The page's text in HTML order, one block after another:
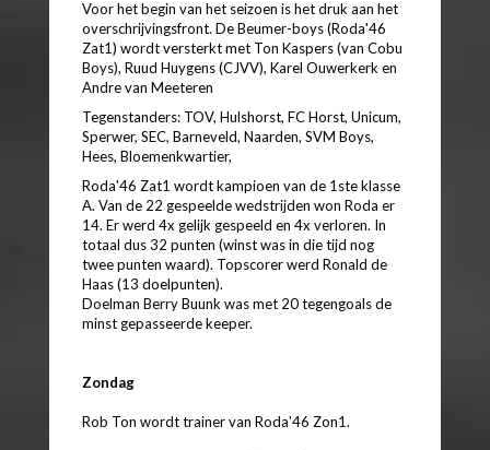
Voor het begin van het seizoen is het druk aan het
overschrijvingsfront. De Beumer-boys (Roda'46
Zat1) wordt versterkt met Ton Kaspers (van Cobu
Boys), Ruud Huygens (CJVV), Karel Ouwerkerk en
Andre van Meeteren
Tegenstanders: TOV, Hulshorst, FC Horst, Unicum,
Sperwer, SEC, Barneveld, Naarden, SVM Boys,
Hees, Bloemenkwartier,
Roda'46 Zat1 wordt kampioen van de 1ste klasse
A. Van de 22 gespeelde wedstrijden won Roda er
14. Er werd 4x gelijk gespeeld en 4x verloren. In
totaal dus 32 punten (winst was in die tijd nog
twee punten waard). Topscorer werd Ronald de
Haas (13 doelpunten).
Doelman Berry Buunk was met 20 tegengoals de
minst gepasseerde keeper.
Zondag
Rob Ton wordt trainer van Roda'46 Zon1.